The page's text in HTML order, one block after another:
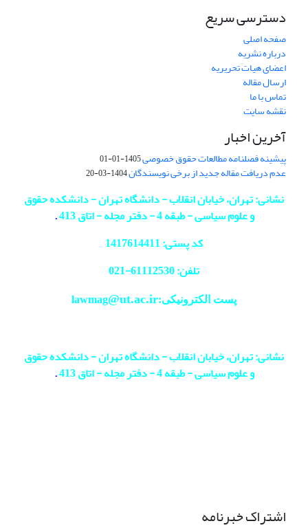
دسترسی سریع
صفحه اصلی
درباره نشریه
اعضای هیات تحریریه
ارسال مقاله
تماس با ما
نقشه سایت
آخرین اخبار
پیشینه فصلنامه مطالعات حقوق خصوصی1405-01-01
عدم دریافت مقاله جدید از برخی نویسندگان1404-03-20
نشانی: تهران، خیابان انقلاب - دانشگاه تهران - دانشکده حقوق
و علوم سیاسی - طبقه 4 - دفتر مجله - اتاق 413
.
کد پستی: 1417614411
تلفن: 61112530-
021
پست الکترونیکی:lawmag@ut.ac.ir
نشانی: تهران، خیابان انقلاب - دانشگاه تهران - دانشکده حقوق
و علوم سیاسی - طبقه 4 - دفتر مجله - اتاق 413
.
اشتراک خبرنامه